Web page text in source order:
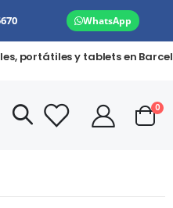
WhatsApp
portátiles y tablets en
Cart
0